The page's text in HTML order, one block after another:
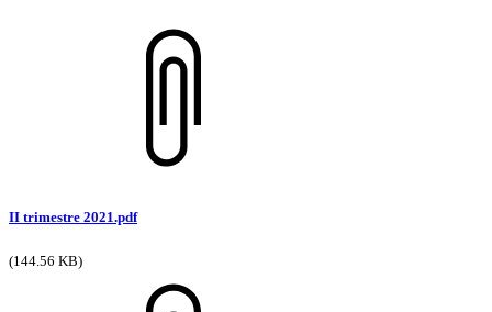
II trimestre 2021.pdf
(144.56 KB)